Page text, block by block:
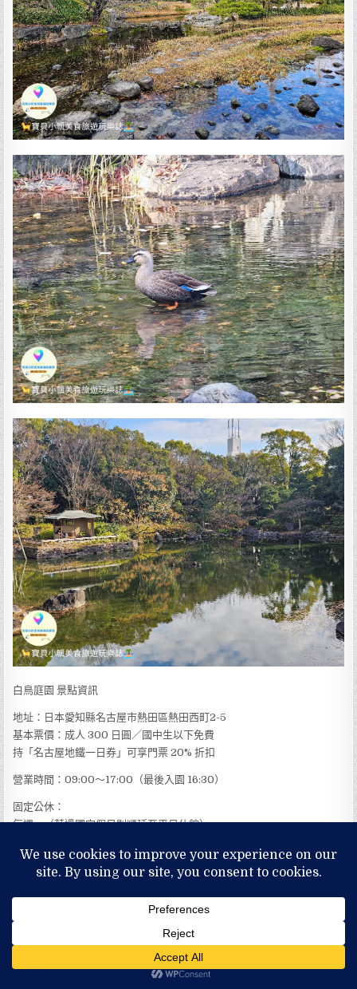
白鳥庭園 景點資訊
地址：日本愛知縣名古屋市熱田區熱田西町2-5
基本票價：成人 300 日圓／國中生以下免費
持「名古屋地鐵一日券」可享門票 20% 折扣
營業時間：09:00～17:00（最後入園 16:30）
固定公休：
每週一（若遇國定假日則順延至平日休館）
建議停留時間：約 1～2 小時
交通方式：
搭乘名古屋市營地下鐵名城線至「熱田神宮西站」，由 4 號出口步行約